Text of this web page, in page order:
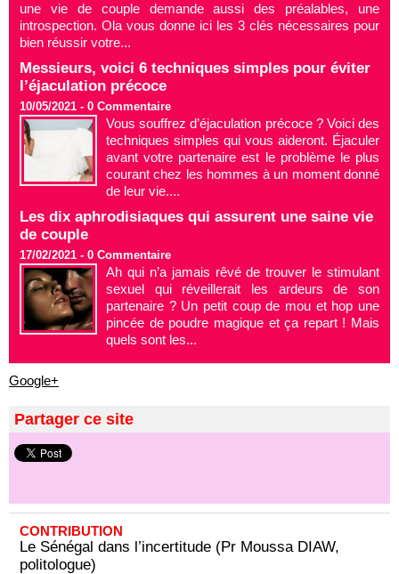
une vie de couple demande aussi des préalables, une
introspection. Ola vous donne ici les 3 clés nécessaires pour
bien réussir votre...
Messieurs, voici 6 techniques simples pour éviter
l’éjaculation précoce
10/05/2021 - 0 Commentaire
Vous souffrez d’éjaculation précoce ? Voici des
techniques simples qui vous aideront. Éjaculer
avant votre partenaire est le problème le plus
courant chez les hommes à un moment donné
de leur vie....
Les dix aphrodisiaques qui assurent une saine vie
de couple
17/02/2021 - 0 Commentaire
Ah qui n’a jamais rêvé de trouver le stimulant
sexuel qui réveillerait les ardeurs de son
partenaire ? Un petit coup de mou et hop une
pincée de poudre magique et ça repart ! Mais
quels sont les...
Google+
Partager ce site
CONTRIBUTION
Le Sénégal dans l’incertitude (Pr Moussa DIAW,
politologue)